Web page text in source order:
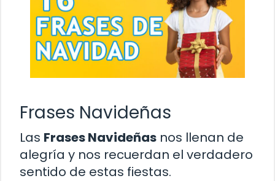
Frases Navideñas
Las Frases Navideñas nos llenan de
alegría y nos recuerdan el verdadero
sentido de estas fiestas.